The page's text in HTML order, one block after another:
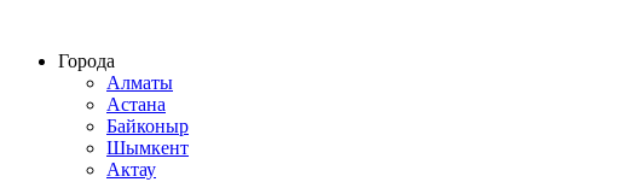
Города
Алматы
Астана
Байконыр
Шымкент
Актау